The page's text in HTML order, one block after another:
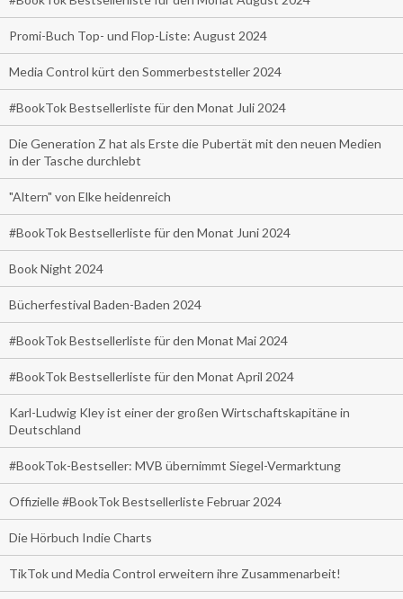
Promi-Buch Top- und Flop-Liste: August 2024
Media Control kürt den Sommerbeststeller 2024
#BookTok Bestsellerliste für den Monat Juli 2024
Die Generation Z hat als Erste die Pubertät mit den neuen Medien
in der Tasche durchlebt
"Altern" von Elke heidenreich
#BookTok Bestsellerliste für den Monat Juni 2024
Book Night 2024
Bücherfestival Baden-Baden 2024
#BookTok Bestsellerliste für den Monat Mai 2024
#BookTok Bestsellerliste für den Monat April 2024
Karl-Ludwig Kley ist einer der großen Wirtschaftskapitäne in
Deutschland
#BookTok-Bestseller: MVB übernimmt Siegel-Vermarktung
Offizielle #BookTok Bestsellerliste Februar 2024
Die Hörbuch Indie Charts
TikTok und Media Control erweitern ihre Zusammenarbeit!